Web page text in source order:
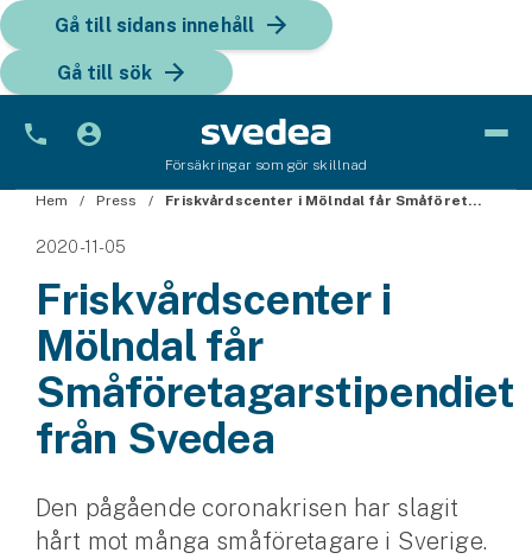
Gå till sidans innehåll
Gå till sök
Försäkringar som gör skillnad
Bil
Bilförsäkring
Bilförsäkring för företag
Fordon
Snöskoterförsäkring
Släpvagnsförsäkring
Hem Press Friskvårdscenter i Mölndal får Småföretagarstipendiet från Svedea
2020-11-05
Friskvårdscenter i
Mölndal får
Småföretagarstipendiet
från Svedea
Den pågående coronakrisen har slagit
hårt mot många småföretagare i Sverige.